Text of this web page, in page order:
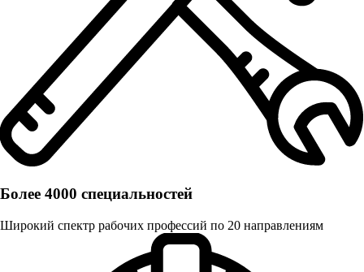
Более 4000 специальностей
Широкий спектр рабочих профессий по 20 направлениям